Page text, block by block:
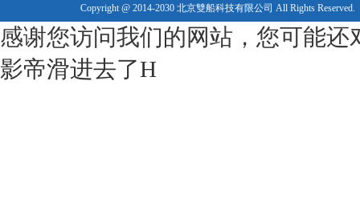
Copyright @ 2014-2030 北京雙船科技有限公司 All Rights Reserved.
感谢您访问我们的网站，您可能还
影帝滑进去了H